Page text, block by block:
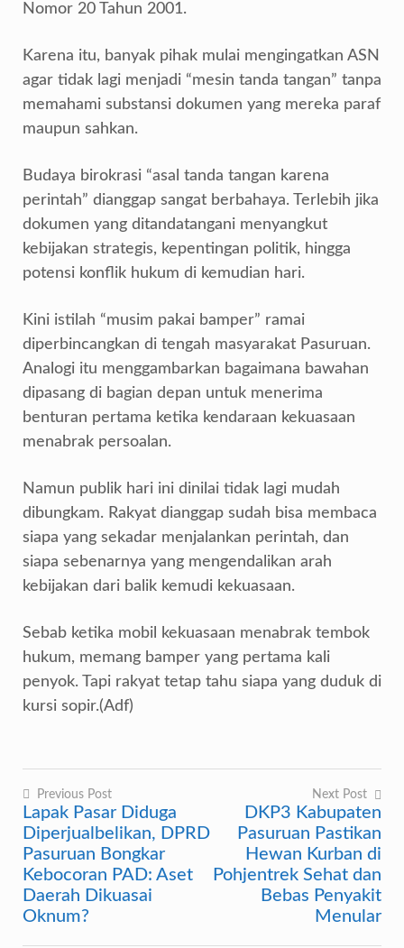
Nomor 20 Tahun 2001.
Karena itu, banyak pihak mulai mengingatkan ASN
agar tidak lagi menjadi “mesin tanda tangan” tanpa
memahami substansi dokumen yang mereka paraf
maupun sahkan.
Budaya birokrasi “asal tanda tangan karena
perintah” dianggap sangat berbahaya. Terlebih jika
dokumen yang ditandatangani menyangkut
kebijakan strategis, kepentingan politik, hingga
potensi konflik hukum di kemudian hari.
Kini istilah “musim pakai bamper” ramai
diperbincangkan di tengah masyarakat Pasuruan.
Analogi itu menggambarkan bagaimana bawahan
dipasang di bagian depan untuk menerima
benturan pertama ketika kendaraan kekuasaan
menabrak persoalan.
Namun publik hari ini dinilai tidak lagi mudah
dibungkam. Rakyat dianggap sudah bisa membaca
siapa yang sekadar menjalankan perintah, dan
siapa sebenarnya yang mengendalikan arah
kebijakan dari balik kemudi kekuasaan.
Sebab ketika mobil kekuasaan menabrak tembok
hukum, memang bamper yang pertama kali
penyok. Tapi rakyat tetap tahu siapa yang duduk di
kursi sopir.(Adf)
Navigasi
pos
Previous Post
Lapak Pasar Diduga
Diperjualbelikan, DPRD
Pasuruan Bongkar
Kebocoran PAD: Aset
Daerah Dikuasai
Oknum?
Next Post
DKP3 Kabupaten
Pasuruan Pastikan
Hewan Kurban di
Pohjentrek Sehat dan
Bebas Penyakit
Menular